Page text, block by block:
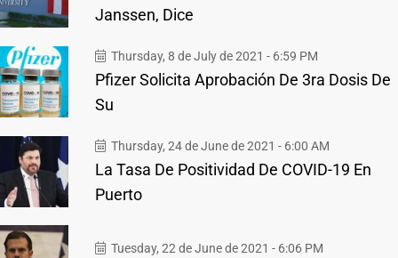
Janssen, Dice
Thursday, 8 de July de 2021 - 6:59 PM
Pfizer Solicita Aprobación De 3ra Dosis De
Su
Thursday, 24 de June de 2021 - 6:00 AM
La Tasa De Positividad De COVID-19 En
Puerto
Tuesday, 22 de June de 2021 - 6:06 PM